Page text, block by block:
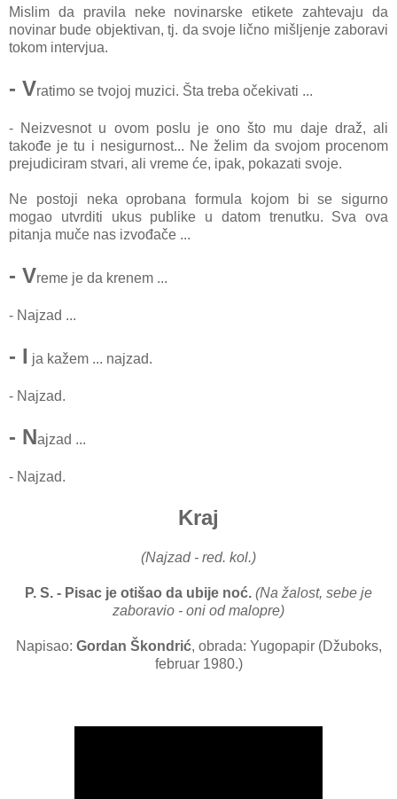
Mislim da pravila neke novinarske etikete zahtevaju da
novinar bude objektivan, tj. da svoje lično mišljenje zaboravi
tokom intervjua.
- Vratimo se tvojoj muzici. Šta treba očekivati ...
- Neizvesnot u ovom poslu je ono što mu daje draž, ali
takođe je tu i nesigurnost... Ne želim da svojom procenom
prejudiciram stvari, ali vreme će, ipak, pokazati svoje.
Ne postoji neka oprobana formula kojom bi se sigurno
mogao utvrditi ukus publike u datom trenutku. Sva ova
pitanja muče nas izvođače ...
- Vreme je da krenem ...
- Najzad ...
- I ja kažem ... najzad.
- Najzad.
- Najzad ...
- Najzad.
Kraj
(Najzad - red. kol.)
P. S. - Pisac je otišao da ubije noć. (Na žalost, sebe je
zaboravio - oni od malopre)
Napisao: Gordan Škondrić, obrada: Yugopapir (Džuboks,
februar 1980.)